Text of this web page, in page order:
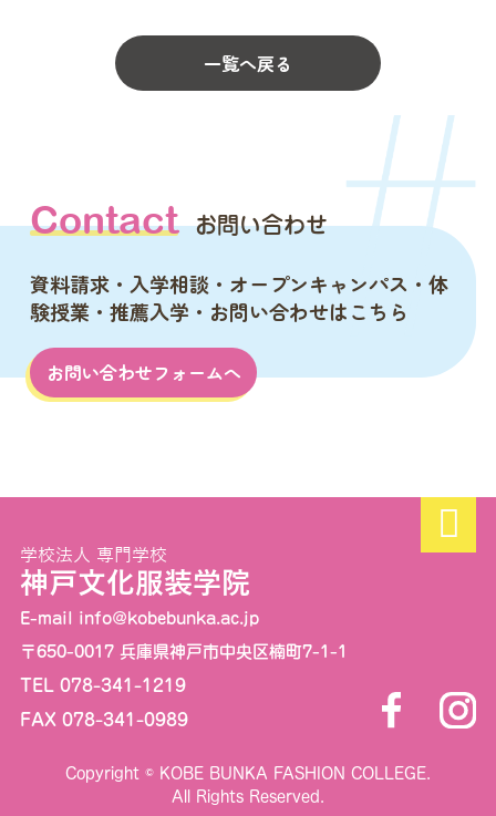
一覧へ戻る
Contact お問い合わせ
資料請求・入学相談・オープンキャンパス・体
験授業・推薦入学・お問い合わせはこちら
お問い合わせフォームへ
学校法人 専門学校
神戸文化服装学院
E-mail info@kobebunka.ac.jp
〒650-0017 兵庫県神戸市中央区楠町7-1-1
TEL 078-341-1219
FAX 078-341-0989
Copyright © KOBE BUNKA FASHION COLLEGE.
All Rights Reserved.